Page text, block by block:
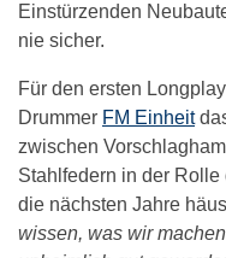
Einstürzenden
nie sicher.
Für den ersten
Drummer FM Einheit
zwischen
Stahlfedern in der
die nächsten Jahre
wissen, was wir